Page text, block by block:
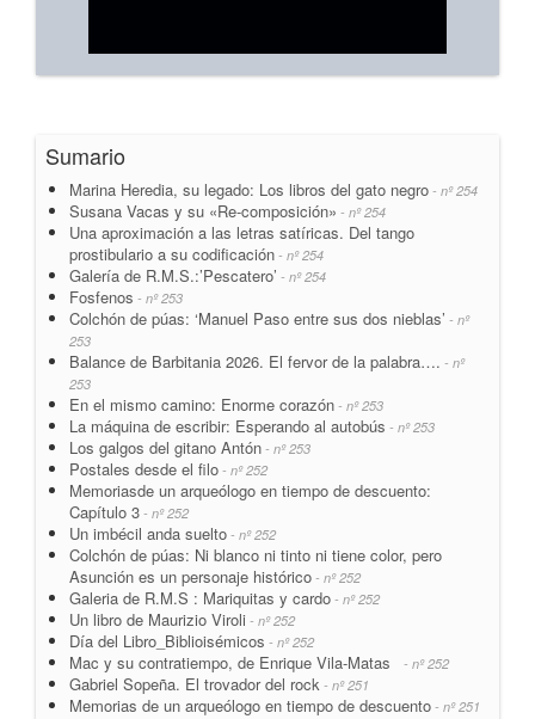
Sumario
Marina Heredia, su legado: Los libros del gato negro - nº 254
Susana Vacas y su «Re-composición» - nº 254
Una aproximación a las letras satíricas. Del tango
prostibulario a su codificación - nº 254
Galería de R.M.S.:’Pescatero’ - nº 254
Fosfenos - nº 253
Colchón de púas: ‘Manuel Paso entre sus dos nieblas’ - nº
253
Balance de Barbitania 2026. El fervor de la palabra…. - nº
253
En el mismo camino: Enorme corazón - nº 253
La máquina de escribir: Esperando al autobús - nº 253
Los galgos del gitano Antón - nº 253
Postales desde el filo - nº 252
Memoriasde un arqueólogo en tiempo de descuento:
Capítulo 3 - nº 252
Un imbécil anda suelto - nº 252
Colchón de púas: Ni blanco ni tinto ni tiene color, pero
Asunción es un personaje histórico - nº 252
Galeria de R.M.S : Mariquitas y cardo - nº 252
Un libro de Maurizio Viroli - nº 252
Día del Libro_Biblioisémicos - nº 252
Mac y su contratiempo, de Enrique Vila-Matas - nº 252
Gabriel Sopeña. El trovador del rock - nº 251
Memorias de un arqueólogo en tiempo de descuento - nº 251